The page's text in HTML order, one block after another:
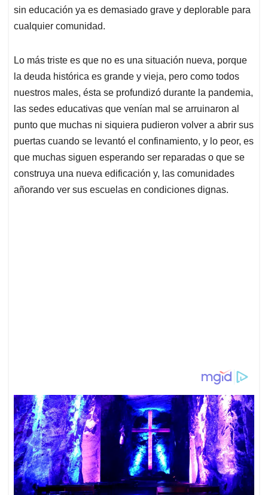
sin educación ya es demasiado grave y deplorable para
cualquier comunidad.
Lo más triste es que no es una situación nueva, porque
la deuda histórica es grande y vieja, pero como todos
nuestros males, ésta se profundizó durante la pandemia,
las sedes educativas que venían mal se arruinaron al
punto que muchas ni siquiera pudieron volver a abrir sus
puertas cuando se levantó el confinamiento, y lo peor, es
que muchas siguen esperando ser reparadas o que se
construya una nueva edificación y, las comunidades
añorando ver sus escuelas en condiciones dignas.